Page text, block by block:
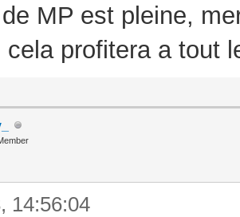
MP est pleine,
cela profitera a tout
14:56:04